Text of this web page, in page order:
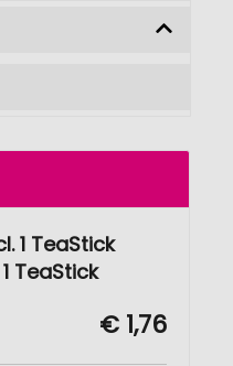
1 TeaStick
TeaStick
€ 1,76